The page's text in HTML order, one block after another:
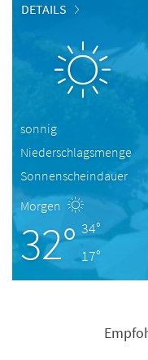
DETAILS
sonnig
Niederschlagsmenge
Sonnenscheindauer
Morgen
32° 34°
17°